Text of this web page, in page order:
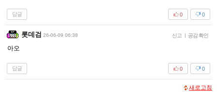
답글 0
0
롯데검 26-06-09 06:38 신고 공감 확인
아오
답글 0
0
새로고침